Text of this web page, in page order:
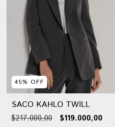
45% OFF
SACO KAHLO TWILL
$217.000,00 $119.000,00